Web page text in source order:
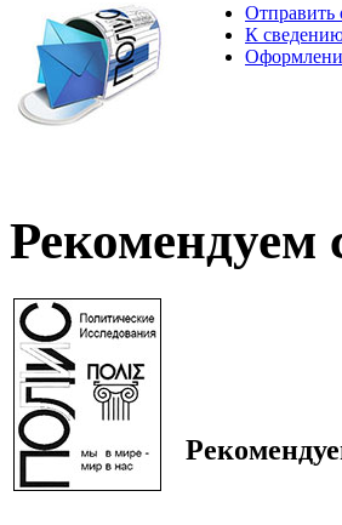
Отправить
К
Рекомендуем